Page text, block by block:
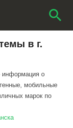
search
в г.
информация о
мобильные
марок по